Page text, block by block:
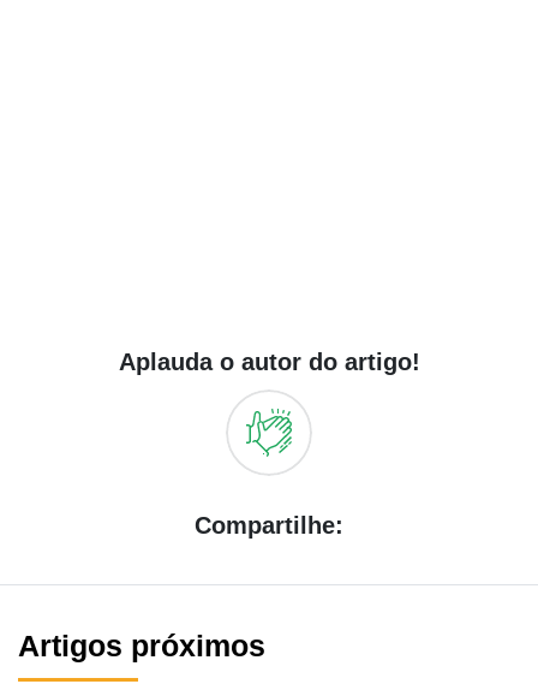
Aplauda o autor do artigo!
Compartilhe:
Artigos próximos